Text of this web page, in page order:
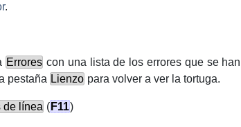
.
Errores con una lista de los errores que se
pestaña Lienzo para volver a ver la tortuga.
de línea ( F11)